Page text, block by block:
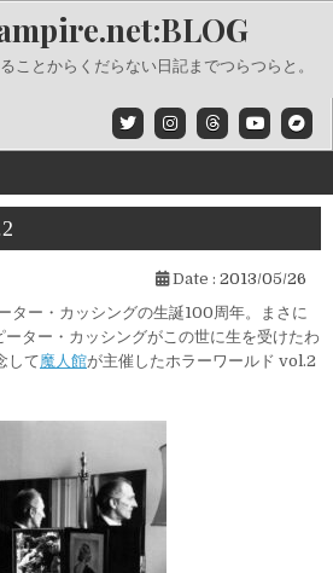
ことからくだらない日記までつらつらと。
Date : 2013/05/26
ター・カッシングの生誕100周年。まさに
ター・カッシングがこの世に生を受けたわ
して魔人館が主催したホラーワールド vol.2